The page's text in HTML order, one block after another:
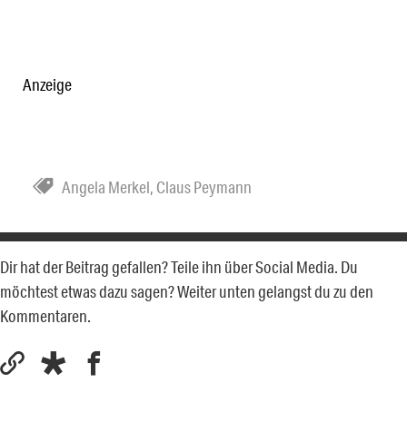
Anzeige
Angela Merkel, Claus Peymann
Dir hat der Beitrag gefallen? Teile ihn über Social Media. Du
möchtest etwas dazu sagen? Weiter unten gelangst du zu den
Kommentaren.